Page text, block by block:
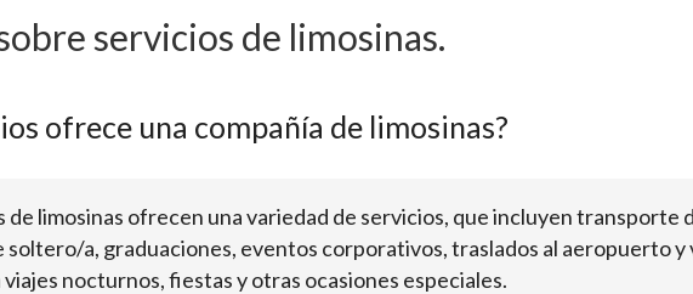
servicios de limosinas.
ofrece una compañía de limosinas?
de limosinas ofrecen una variedad de servicios, que incluyen transporte
soltero/a, graduaciones, eventos corporativos, traslados al aeropuerto
viajes nocturnos, fiestas y otras ocasiones especiales.